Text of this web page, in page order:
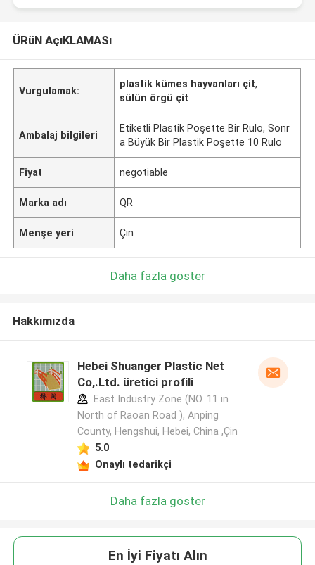
ÜRüN AçıKLAMASı
Vurgulamak:
plastik kümes hayvanları çit,
sülün örgü çit
Ambalaj bilgileri
Etiketli Plastik Poşette Bir Rulo, Sonr
a Büyük Bir Plastik Poşette 10 Rulo
Fiyat negotiable
Marka adı QR
Menşe yeri Çin
Daha fazla göster
Hakkımızda
Hebei Shuanger Plastic Net
Co,.Ltd. üretici profili
East Industry Zone (NO. 11 in
North of Raoan Road ), Anping
County, Hengshui, Hebei, China ,Çin
5.0
Onaylı tedarikçi
Daha fazla göster
En İyi Fiyatı Alın